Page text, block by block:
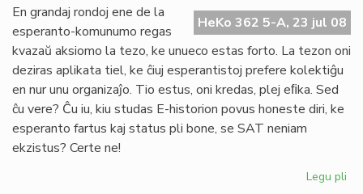
HeKo 362 5-A, 23 jul 08
En grandaj rondoj ene de la
esperanto-komunumo regas
kvazaŭ aksiomo la tezo, ke unueco estas forto. La tezon oni
deziras aplikata tiel, ke ĉiuj esperantistoj prefere kolektiĝu
en nur unu organizaĵo. Tio estus, oni kredas, plej eﬁka. Sed
ĉu vere? Ĉu iu, kiu studas E-historion povus honeste diri, ke
esperanto fartus kaj status pli bone, se SAT neniam
ekzistus? Certe ne!
Legu pli